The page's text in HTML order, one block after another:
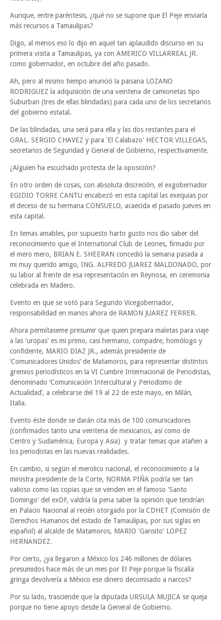
Aunque, entre paréntesis, ¿qué no se supone que El Peje enviaría
más recursos a Tamaulipas?
Digo, al menos eso lo dijo en aquel tan aplaudido discurso en su
primera visita a Tamaulipas, ya con AMERICO VILLARREAL JR.
como gobernador, en octubre del año pasado.
Ah, pero al mismo tiempo anunció la paisana LOZANO
RODRIGUEZ la adquisición de una veintena de camionetas tipo
Suburban (tres de ellas blindadas) para cada uno de los secretarios
del gobierno estatal.
De las blindadas, una será para ella y las dos restantes para el
GRAL. SERGIO CHAVEZ y para 'El Calabazo' HECTOR VILLEGAS,
secretarios de Seguridad y General de Gobierno, respectivamente.
¿Alguien ha escuchado protesta de la oposición?
En otro orden de cosas, con absoluta discreción, el exgobernador
EGIDIO TORRE CANTU encabezó en esta capital las exequias por
el deceso de su hermana CONSUELO, acaecida el pasado jueves en
esta capital.
En temas amables, por supuesto harto gusto nos dio saber del
reconocimiento que el International Club de Leones, firmado por
el mero mero, BRIAN E. SHEERAN concedió la semana pasada a
mi muy querido amigo, ING. ALFREDO JUAREZ MALDONADO, por
su labor al frente de esa representación en Reynosa, en ceremonia
celebrada en Madero.
Evento en que se votó para Segundo Vicegobernador,
responsabilidad en manos ahora de RAMON JUAREZ FERRER.
Ahora permítaseme presumir que quien prepara maletas para viaje
a las 'uropas' es mi primo, casi hermano, compadre, homólogo y
confidente, MARIO DIAZ JR., además presidente de
‘Comunicadores Unidos’ de Matamoros, para representar distintos
gremios periodísticos en la VI Cumbre Internacional de Periodistas,
denominado ‘Comunicación Intercultural y Periodismo de
Actualidad’, a celebrarse del 19 al 22 de este mayo, en Milán,
Italia.
Evento éste donde se darán cita más de 100 comunicadores
(confirmados tanto una veintena de mexicanos, así como de
Centro y Sudamérica, Europa y Asia) y tratar temas que atañen a
los periodistas en las nuevas realidades.
En cambio, si según el merolico nacional, el reconocimiento a la
ministra presidente de la Corte, NORMA PIÑA podría ser tan
valioso como las copias que se venden en el famoso 'Santo
Domingo' del exDF, valdría la pena saber la opinión que tendrían
en Palacio Nacional al recién otorgado por la CDHET (Comisión de
Derechos Humanos del estado de Tamaulipas, por sus siglas en
español) al alcalde de Matamoros, MARIO 'Gansito' LOPEZ
HERNANDEZ.
Por cierto, ¿ya llegaron a México los 246 millones de dólares
presumidos hace más de un mes por El Peje porque la fiscalía
gringa devolvería a México ese dinero decomisado a narcos?
Por su lado, trasciende que la diputada URSULA MUJICA se queja
porque no tiene apoyo desde la General de Gobierno.